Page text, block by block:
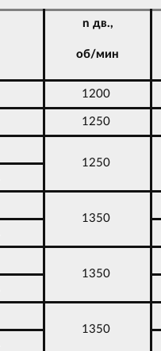
n дв.,
об/мин
1200
1250
1250
1350
1350
1350